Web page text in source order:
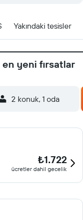
Yakındaki tesisler
yeni fırsatlar
2 konuk, 1 oda
₺1.722
ücretler dahil gecelik